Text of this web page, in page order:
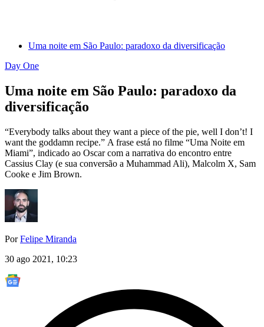
Uma noite em São Paulo: paradoxo da diversificação
Day One
Uma noite em São Paulo: paradoxo da
diversificação
“Everybody talks about they want a piece of the pie, well I don’t! I
want the goddamn recipe.” A frase está no filme “Uma Noite em
Miami”, indicado ao Oscar com a narrativa do encontro entre
Cassius Clay (e sua conversão a Muhammad Ali), Malcolm X, Sam
Cooke e Jim Brown.
PorFelipe Miranda
30 ago 2021, 10:23